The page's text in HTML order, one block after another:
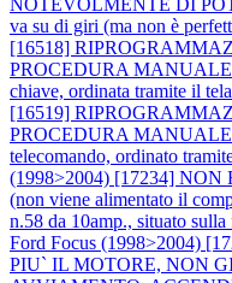
va su di giri (ma non è
[16518]
PROCEDURA MANUALE
chiave, ordinata tramite il
[16519]
PROCEDURA MANUALE
telecomando, ordinato
(1998>2004) [17234]
(non viene alimentato il
n.58 da 10amp., situato
Ford Focus (1998>2004)
PIU` IL MOTORE, NON